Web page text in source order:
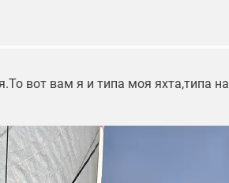
вот вам я и типа моя яхта,типа на